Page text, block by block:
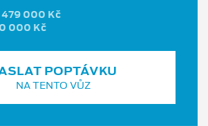
000 Kč
000 Kč
POPTÁVKU
NA TENTO VŮZ